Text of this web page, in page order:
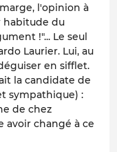
l'opinion à
habitude du
!"... Le seul
Laurier. Lui, au
en sifflet.
la candidate de
sympathique) :
de chez
avoir changé à ce